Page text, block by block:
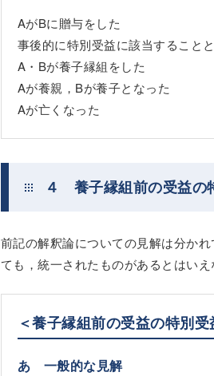
AがBに贈与をした
事後的に特別受益に該当すること
A・Bが養子縁組をした
Aが養親，Bが養子となった
Aが亡くなった
４ 養子縁組前の受益の
前記の解釈論についての見解は分か
ても，統一されたものがあるとはいえ
＜養子縁組前の受益の特別
あ 一般的な見解